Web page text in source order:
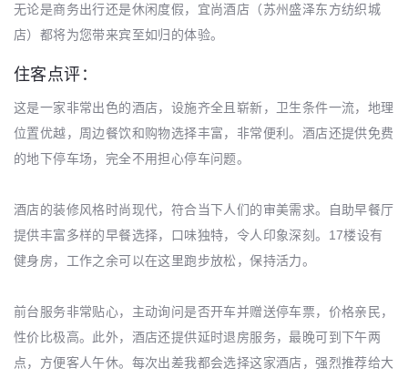
无论是商务出行还是休闲度假，宜尚酒店（苏州盛泽东方纺织城
店）都将为您带来宾至如归的体验。
住客点评：
这是一家非常出色的酒店，设施齐全且崭新，卫生条件一流，地理
位置优越，周边餐饮和购物选择丰富，非常便利。酒店还提供免费
的地下停车场，完全不用担心停车问题。
酒店的装修风格时尚现代，符合当下人们的审美需求。自助早餐厅
提供丰富多样的早餐选择，口味独特，令人印象深刻。17楼设有
健身房，工作之余可以在这里跑步放松，保持活力。
前台服务非常贴心，主动询问是否开车并赠送停车票，价格亲民，
性价比极高。此外，酒店还提供延时退房服务，最晚可到下午两
点，方便客人午休。每次出差我都会选择这家酒店，强烈推荐给大